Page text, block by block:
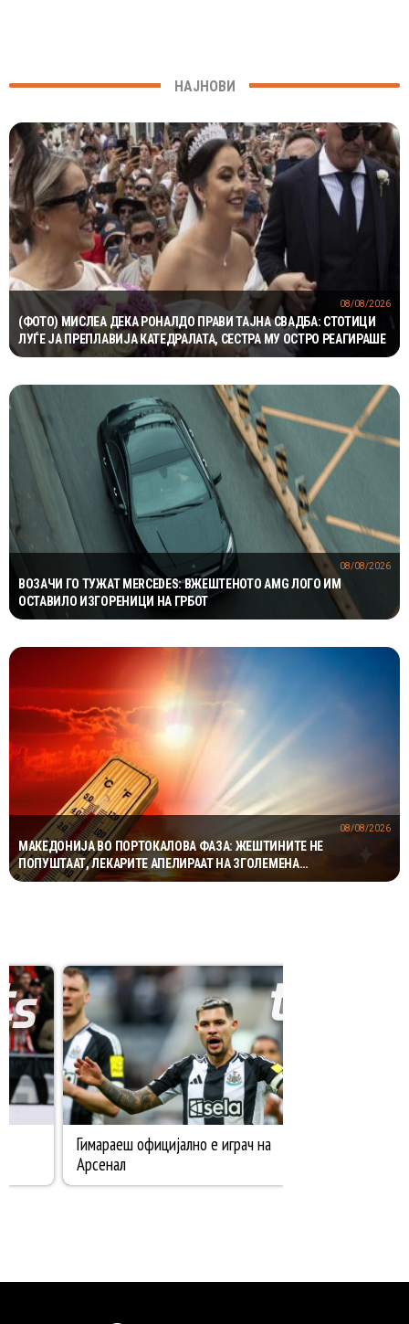
НАЈНОВИ
(ФОТО) МИСЛЕА ДЕКА РОНАЛДО ПРАВИ ТАЈНА СВАДБА: СТОТИЦИ
ЛУЃЕ ЈА ПРЕПЛАВИЈА КАТЕДРАЛАТА, СЕСТРА МУ ОСТРО РЕАГИРАШЕ
08/08/2026
ВОЗАЧИ ГО ТУЖАТ MERCEDES: ВЖЕШТЕНОТО AMG ЛОГО ИМ
ОСТАВИЛО ИЗГОРЕНИЦИ НА ГРБОТ
08/08/2026
МАКЕДОНИЈА ВО ПОРТОКАЛОВА ФАЗА: ЖЕШТИНИТЕ НЕ
ПОПУШТААТ, ЛЕКАРИТЕ АПЕЛИРААТ НА ЗГОЛЕМЕНА
ПРЕТПАЗЛИВОСТ
08/08/2026